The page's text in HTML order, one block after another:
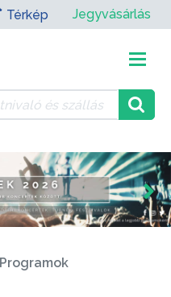
Térkép Jegyvásárlás
Programok